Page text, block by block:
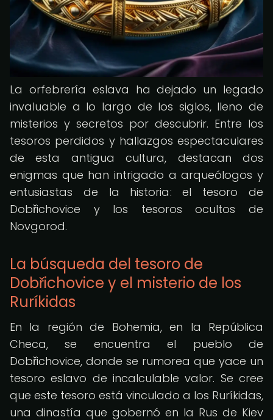
La orfebrería eslava ha dejado un legado
invaluable a lo largo de los siglos, lleno de
misterios y secretos por descubrir. Entre los
tesoros perdidos y hallazgos espectaculares
de esta antigua cultura, destacan dos
enigmas que han intrigado a arqueólogos y
entusiastas de la historia: el tesoro de
Dobřichovice y los tesoros ocultos de
Novgorod.
La búsqueda del tesoro de
Dobřichovice y el misterio de los
Ruríkidas
En la región de Bohemia, en la República
Checa, se encuentra el pueblo de
Dobřichovice, donde se rumorea que yace un
tesoro eslavo de incalculable valor. Se cree
que este tesoro está vinculado a los Ruríkidas,
una dinastía que gobernó en la Rus de Kiev